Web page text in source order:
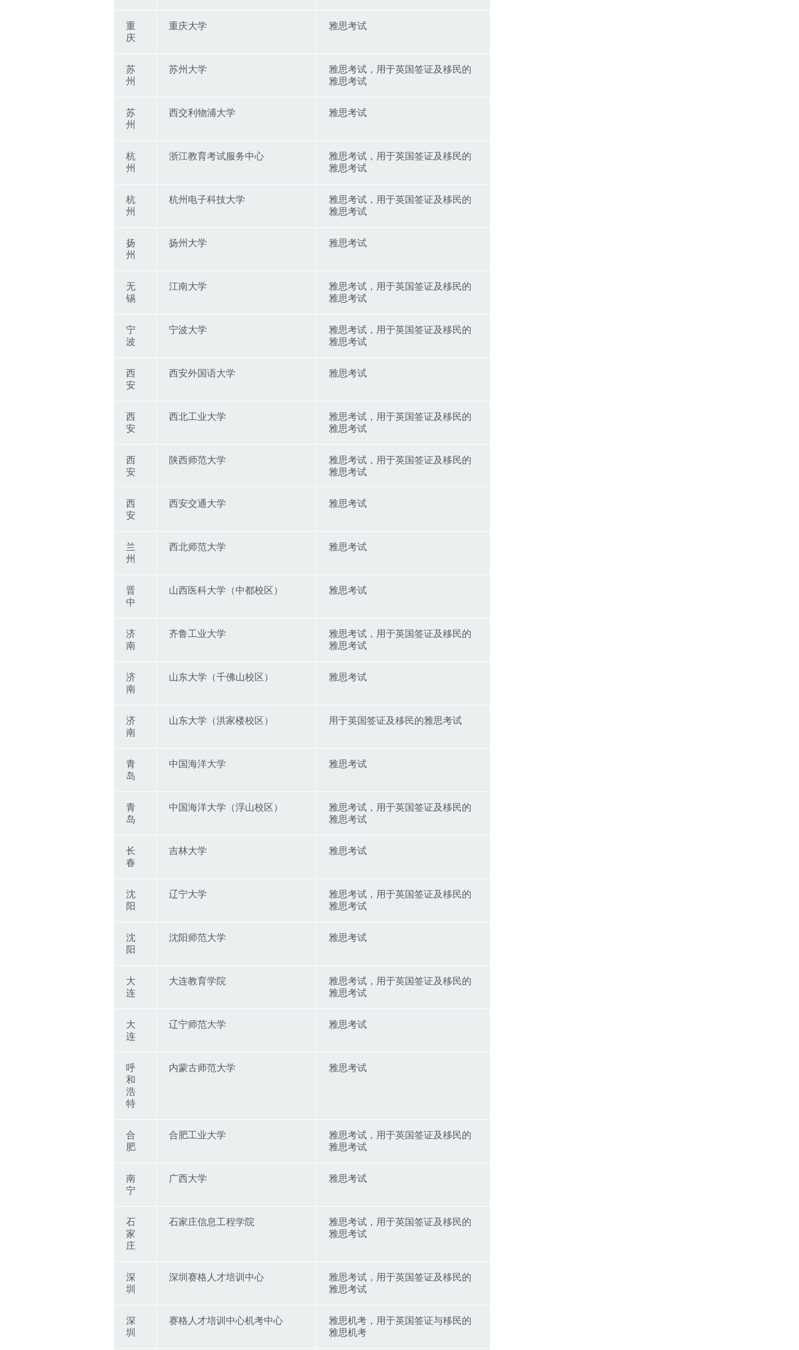
重
庆
重庆大学 雅思考试
苏
州
苏州大学
雅思考试，用于英国签证及移民的
雅思考试
苏
州
西交利物浦大学 雅思考试
杭
州
浙江教育考试服务中心
雅思考试，用于英国签证及移民的
雅思考试
杭
州
杭州电子科技大学
雅思考试，用于英国签证及移民的
雅思考试
扬
州
扬州大学 雅思考试
无
锡
江南大学
雅思考试，用于英国签证及移民的
雅思考试
宁
波
宁波大学
雅思考试，用于英国签证及移民的
雅思考试
西
安
西安外国语大学 雅思考试
西
安
西北工业大学
雅思考试，用于英国签证及移民的
雅思考试
西
安
陕西师范大学
雅思考试，用于英国签证及移民的
雅思考试
西
安
西安交通大学 雅思考试
兰
州
西北师范大学 雅思考试
晋
中
山西医科大学（中都校区） 雅思考试
济
南
齐鲁工业大学
雅思考试，用于英国签证及移民的
雅思考试
济
南
山东大学（千佛山校区） 雅思考试
济
南
山东大学（洪家楼校区） 用于英国签证及移民的雅思考试
青
岛
中国海洋大学 雅思考试
青
岛
中国海洋大学（浮山校区）
雅思考试，用于英国签证及移民的
雅思考试
长
春
吉林大学 雅思考试
沈
阳
辽宁大学
雅思考试，用于英国签证及移民的
雅思考试
沈
阳
沈阳师范大学 雅思考试
大
连
大连教育学院
雅思考试，用于英国签证及移民的
雅思考试
大
连
辽宁师范大学 雅思考试
呼
和
浩
特
内蒙古师范大学 雅思考试
合
肥
合肥工业大学
雅思考试，用于英国签证及移民的
雅思考试
南
宁
广西大学 雅思考试
石
家
庄
石家庄信息工程学院
雅思考试，用于英国签证及移民的
雅思考试
深
圳
深圳赛格人才培训中心
雅思考试，用于英国签证及移民的
雅思考试
深
圳
赛格人才培训中心机考中心
雅思机考，用于英国签证与移民的
雅思机考